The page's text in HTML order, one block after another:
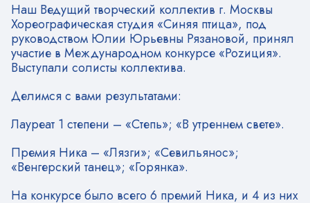
Наш Ведущий творческий коллектив г. Москвы
Хореографическая студия «Синяя птица», под
руководством Юлии Юрьевны Рязановой, принял
участие в Международном конкурсе «Pozиция».
Выступали солисты коллектива.
Делимся с вами результатами:
Лауреат 1 степени – «Степь»; «В утреннем свете».
Премия Ника – «Лязги»; «Севильянос»;
«Венгерский танец»; «Горянка».
На конкурсе было всего 6 премий Ника, и 4 из них